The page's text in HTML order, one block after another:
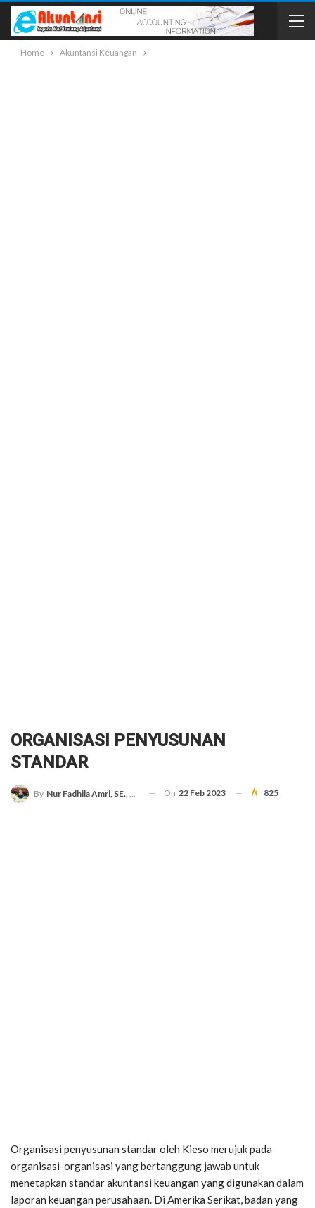
Home Akuntansi Keuangan
ORGANISASI PENYUSUNAN
STANDAR
By Nur Fadhila Amri, SE., Ak., M.Si On 22 Feb 2023 825
Organisasi penyusunan standar oleh Kieso merujuk pada
organisasi-organisasi yang bertanggung jawab untuk
menetapkan standar akuntansi keuangan yang digunakan dalam
laporan keuangan perusahaan. Di Amerika Serikat, badan yang